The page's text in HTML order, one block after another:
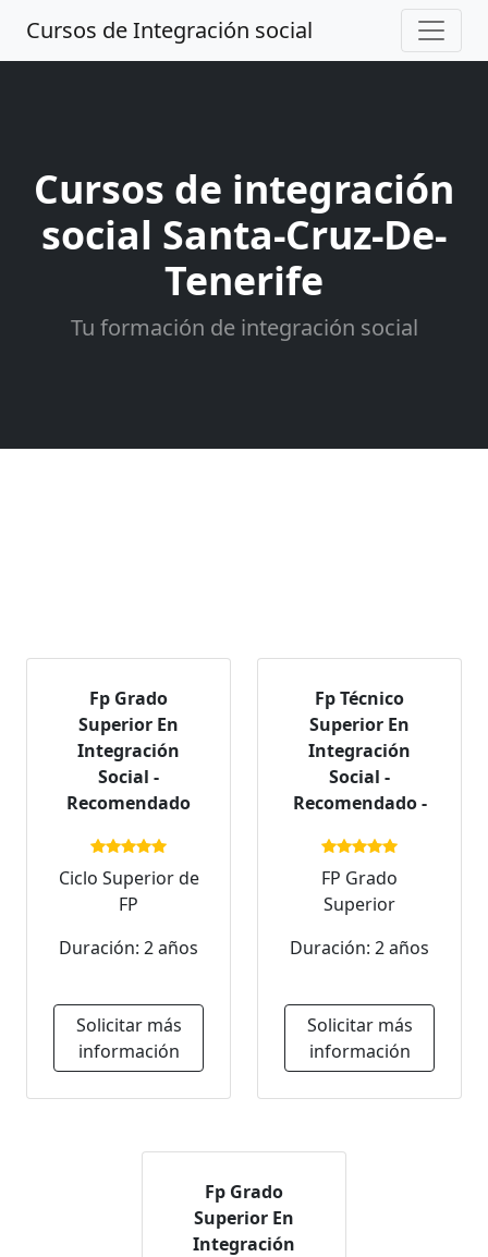
Cursos de Integración social
Cursos de integración
social Santa-Cruz-De-
Tenerife
Tu formación de integración social
Fp Grado
Superior En
Integración
Social -
Recomendado
Ciclo Superior de
FP
Duración: 2 años
Solicitar más
información
Fp Técnico
Superior En
Integración
Social -
Recomendado -
FP Grado
Superior
Duración: 2 años
Solicitar más
información
Fp Grado
Superior En
Integración